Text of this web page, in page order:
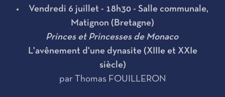
Vendredi 6 juillet - 18h30 - Salle communale,
Matignon (Bretagne)
Princes et Princesses de Monaco
L'avênement d'une dynasite (XIIIe et XXIe
siècle)
par Thomas FOUILLERON